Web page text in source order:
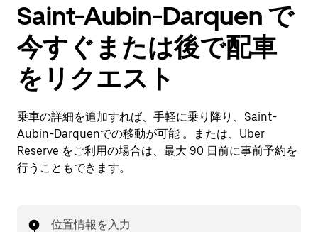
Saint-Aubin-Darquen で
今すぐまたは後で配車
をリクエスト
乗車の詳細を追加すれば、手軽に乗り降り、Saint-
Aubin-Darquenでの移動が可能 。または、Uber
Reserve をご利用の場合は、最大 90 日前に事前予約を
行うこともできます。
位置情報を入力